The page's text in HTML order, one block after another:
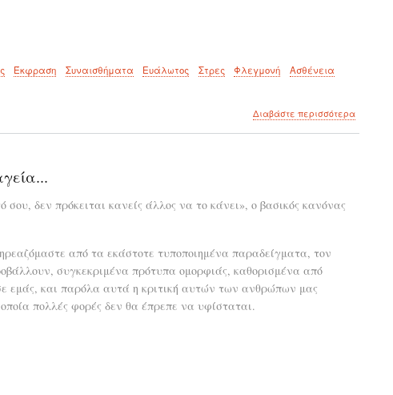
Έκφραση Συναισθήματα Ευάλωτος Στρες Φλεγμονή
Ασθένεια
Διαβάστε περισσότεραγια
σου, δεν πρόκειται κανείς άλλος να το κάνει», ο βασικός κανόνας
από τα εκάστοτε τυποποιημένα παραδείγματα, τον
συγκεκριμένα πρότυπα ομορφιάς, καθορισμένα από
εμάς, και παρόλα αυτά η κριτική αυτών των ανθρώπων μας
πολλές φορές δεν θα έπρεπε να υφίσταται.